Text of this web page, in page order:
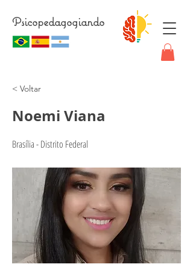
Psicopedagogiando
< Voltar
Noemi Viana
Brasília - Distrito Federal